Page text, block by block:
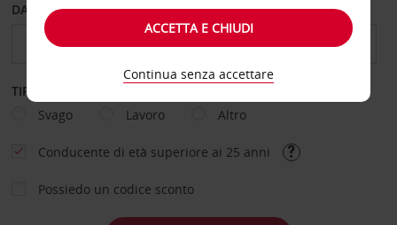
DAL GIORNO AL GIORNO
TIPOLOGIA DI NOLEGGIO
Svago
Lavoro Altro
Conducente di età superiore ai 25 anni
Possiedo un codice sconto
ACCETTA E CHIUDI
Continua senza accettare